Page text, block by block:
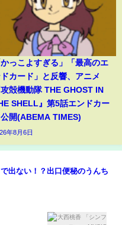
かっこよすぎる」「最高のエ
カード」と反響、アニメ
攻殻機動隊 THE GHOST IN
SHELL』第5話エンドカー
公開(ABEMA TIMES)
年8月6日
で出ない！？出口便秘のうんち